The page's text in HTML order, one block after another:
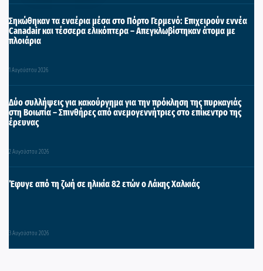
Σηκώθηκαν τα εναέρια μέσα στο Πόρτο Γερμενό: Επιχειρούν εννέα
Canadair και τέσσερα ελικόπτερα – Απεγκλωβίστηκαν άτομα με
πλοιάρια
1 Αυγούστου 2026
Δύο συλλήψεις για κακούργημα για την πρόκληση της πυρκαγιάς
στη Βοιωτία – Σπινθήρες από ανεμογεννήτριες στο επίκεντρο της
έρευνας
2 Αυγούστου 2026
Έφυγε από τη ζωή σε ηλικία 82 ετών ο Λάκης Χαλκιάς
3 Αυγούστου 2026